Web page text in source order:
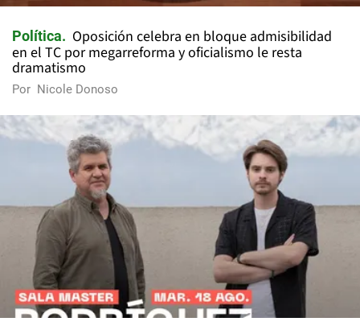
Política
Oposición celebra en bloque admisibilidad
en el TC por megarreforma y oficialismo le resta
dramatismo
Por Nicole Donoso